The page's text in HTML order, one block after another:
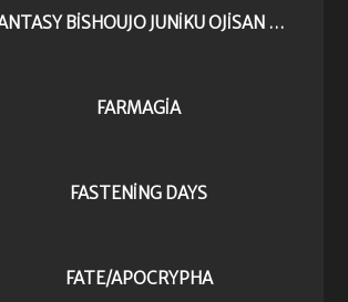
FANTASY BISHOUJO JUNIKU OJISAN TO
FARMAGIA
FASTENING DAYS
FATE/APOCRYPHA